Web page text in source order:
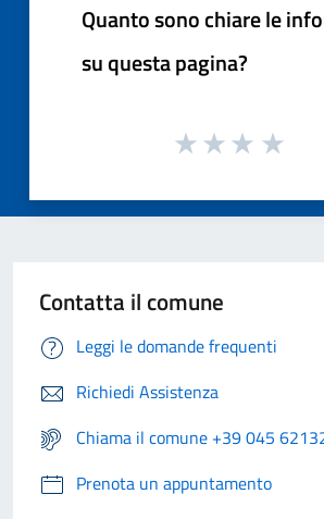
Quanto sono chiare le
su questa pagina?
Contatta il comune
Leggi le domande frequenti
Richiedi Assistenza
Chiama il comune +39 045
Prenota un appuntamento